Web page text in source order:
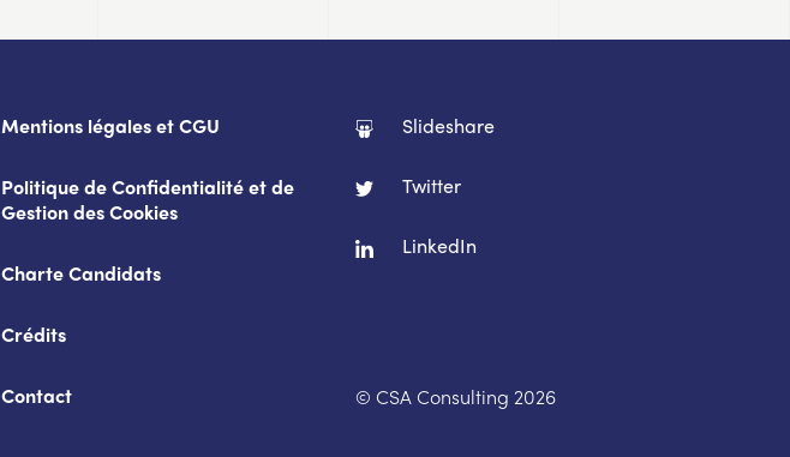
Mentions légales et CGU
Politique de Confidentialité et de
Gestion des Cookies
Charte Candidats
Crédits
Contact
Slideshare
Twitter
LinkedIn
© CSA Consulting 2026